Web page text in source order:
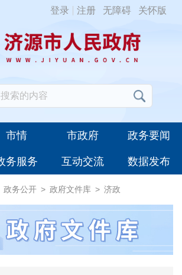
登录 注册 无障碍 关怀版
市情 市政府 政务要闻
务服务 互动交流 数据发布
政务公开 > 政府文件库 > 济政